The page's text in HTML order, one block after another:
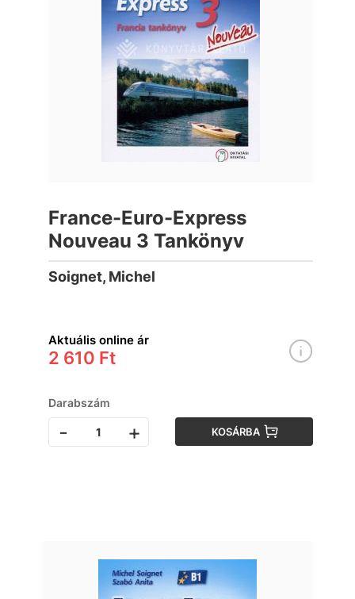
France-Euro-Express
Nouveau 3 Tankönyv
Soignet, Michel
Aktuális online ár
2 610 Ft
Darabszám
- + KOSÁRBA